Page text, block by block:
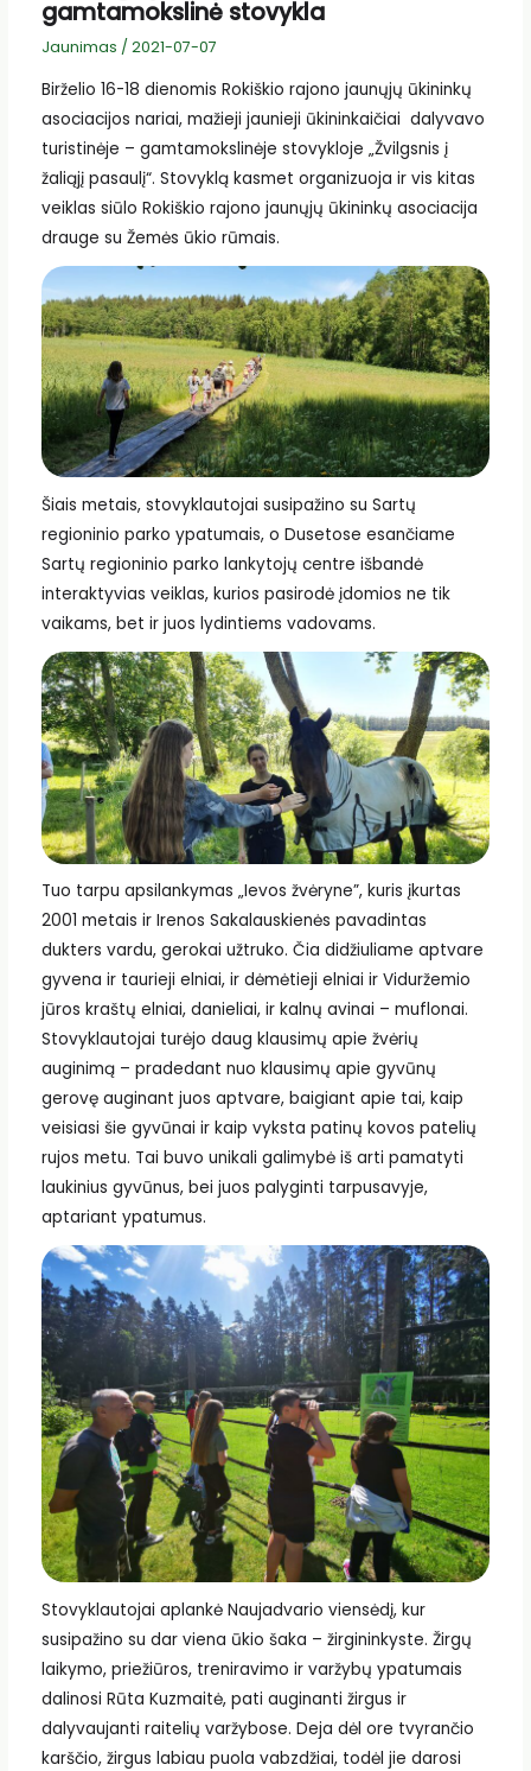
gamtamokslinė stovykla
Jaunimas / 2021-07-07
Birželio 16-18 dienomis Rokiškio rajono jaunųjų ūkininkų
asociacijos nariai, mažieji jaunieji ūkininkaičiai dalyvavo
turistinėje – gamtamokslinėje stovykloje „Žvilgsnis į
žaliąjį pasaulį“. Stovyklą kasmet organizuoja ir vis kitas
veiklas siūlo Rokiškio rajono jaunųjų ūkininkų asociacija
drauge su Žemės ūkio rūmais.
Šiais metais, stovyklautojai susipažino su Sartų
regioninio parko ypatumais, o Dusetose esančiame
Sartų regioninio parko lankytojų centre išbandė
interaktyvias veiklas, kurios pasirodė įdomios ne tik
vaikams, bet ir juos lydintiems vadovams.
Tuo tarpu apsilankymas „Ievos žvėryne”, kuris įkurtas
2001 metais ir Irenos Sakalauskienės pavadintas
dukters vardu, gerokai užtruko. Čia didžiuliame aptvare
gyvena ir taurieji elniai, ir dėmėtieji elniai ir Viduržemio
jūros kraštų elniai, danieliai, ir kalnų avinai – muflonai.
Stovyklautojai turėjo daug klausimų apie žvėrių
auginimą – pradedant nuo klausimų apie gyvūnų
gerovę auginant juos aptvare, baigiant apie tai, kaip
veisiasi šie gyvūnai ir kaip vyksta patinų kovos patelių
rujos metu. Tai buvo unikali galimybė iš arti pamatyti
laukinius gyvūnus, bei juos palyginti tarpusavyje,
aptariant ypatumus.
Stovyklautojai aplankė Naujadvario viensėdį, kur
susipažino su dar viena ūkio šaka – žirgininkyste. Žirgų
laikymo, priežiūros, treniravimo ir varžybų ypatumais
dalinosi Rūta Kuzmaitė, pati auginanti žirgus ir
dalyvaujanti raitelių varžybose. Deja dėl ore tvyrančio
karščio, žirgus labiau puola vabzdžiai, todėl jie darosi